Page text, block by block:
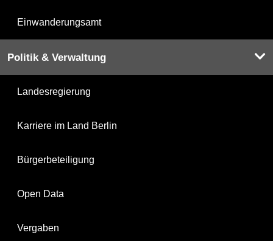
Einwanderungsamt
Politik & Verwaltung
Landesregierung
Karriere im Land Berlin
Bürgerbeteiligung
Open Data
Vergaben